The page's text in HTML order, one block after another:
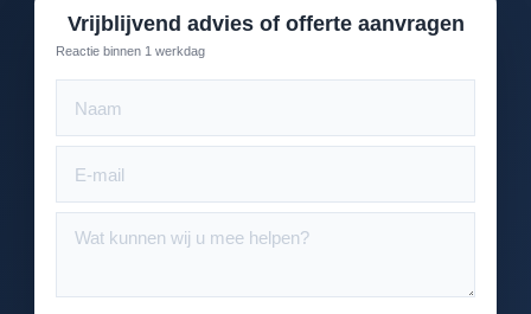
Vrijblijvend advies of offerte aanvragen
Reactie binnen 1 werkdag